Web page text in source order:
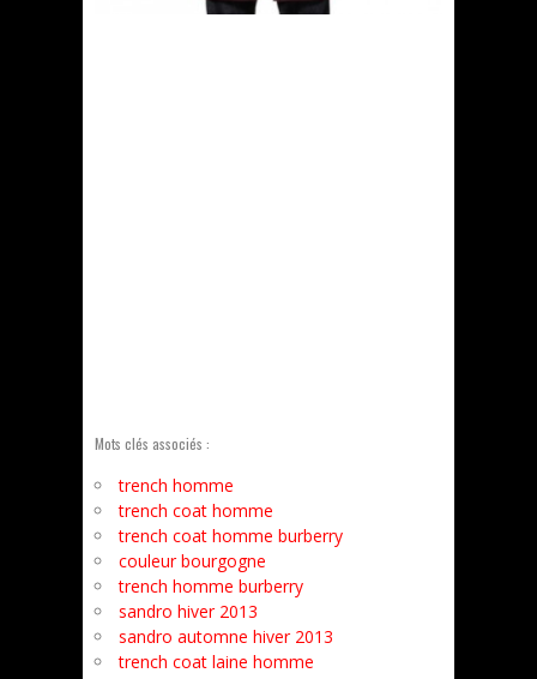
Mots clés associés :
trench homme
trench coat homme
trench coat homme burberry
couleur bourgogne
trench homme burberry
sandro hiver 2013
sandro automne hiver 2013
trench coat laine homme